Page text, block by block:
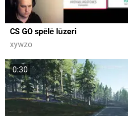
CS GO spēlē lūzeri
xywzo
0:30